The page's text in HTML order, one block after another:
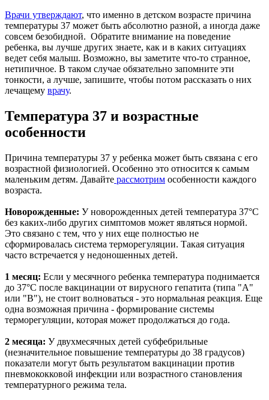
Врачи утверждают, что именно в детском возрасте причина
температуры 37 может быть абсолютно разной, а иногда даже
совсем безобидной. Обратите внимание на поведение
ребенка, вы лучше других знаете, как и в каких ситуациях
ведет себя малыш. Возможно, вы заметите что-то странное,
нетипичное. В таком случае обязательно запомните эти
тонкости, а лучше, запишите, чтобы потом рассказать о них
лечащему врачу.
Температура 37 и возрастные
особенности
Причина температуры 37 у ребенка может быть связана с его
возрастной физиологией. Особенно это относится к самым
маленьким детям. Давайте рассмотрим особенности каждого
возраста.
Новорожденные: У новорожденных детей температура 37°C
без каких-либо других симптомов может являться нормой.
Это связано с тем, что у них еще полностью не
сформировалась система терморегуляции. Такая ситуация
часто встречается у недоношенных детей.
1 месяц: Если у месячного ребенка температура поднимается
до 37°C после вакцинации от вирусного гепатита (типа "А"
или "В"), не стоит волноваться - это нормальная реакция. Еще
одна возможная причина - формирование системы
терморегуляции, которая может продолжаться до года.
2 месяца: У двухмесячных детей субфебрильные
(незначительное повышение температуры до 38 градусов)
показатели могут быть результатом вакцинации против
пневмококковой инфекции или возрастного становления
температурного режима тела.